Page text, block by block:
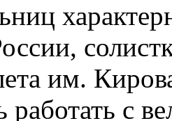
им.
работать с